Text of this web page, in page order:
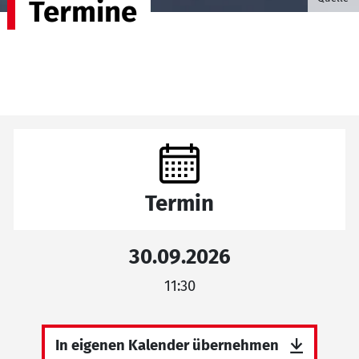
Termine
Termin
30.09.2026
11:30
In eigenen Kalender übernehmen